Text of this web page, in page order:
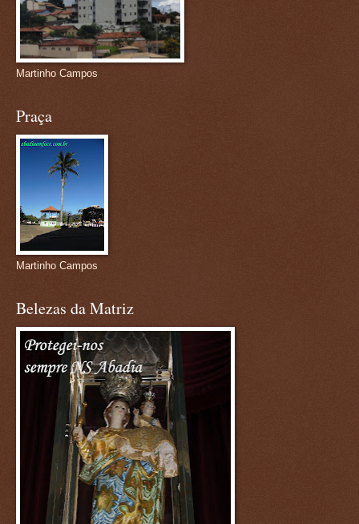
Martinho Campos
Praça
Martinho Campos
Belezas da Matriz